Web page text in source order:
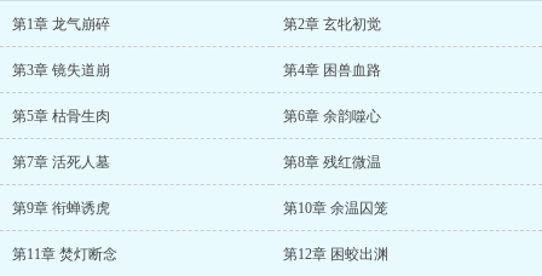
第1章 龙气崩碎 第2章 玄牝初觉
第3章 镜失道崩 第4章 困兽血路
第5章 枯骨生肉 第6章 余韵噬心
第7章 活死人墓 第8章 残红微温
第9章 衔蝉诱虎 第10章 余温囚笼
第11章 焚灯断念 第12章 困蛟出渊